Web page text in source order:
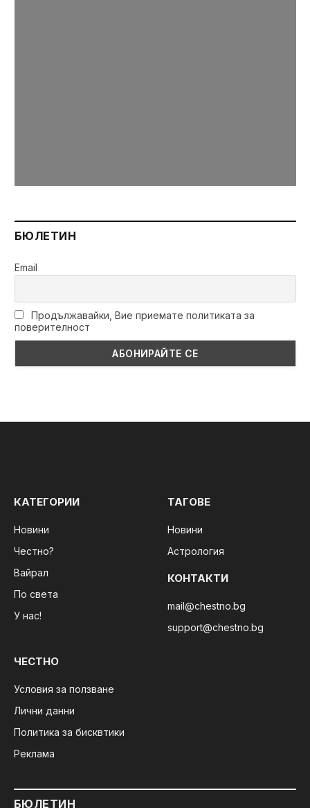
БЮЛЕТИН
Email
Продължавайки, Вие приемате политиката за
поверителност
КАТЕГОРИИ
Новини
Честно?
Вайрал
По света
У нас!
ТАГОВЕ
Новини
Астрология
КОНТАКТИ
mail@chestno.bg
support@chestno.bg
ЧЕСТНО
Условия за ползване
Лични данни
Политика за бисквтики
Реклама
БЮЛЕТИН